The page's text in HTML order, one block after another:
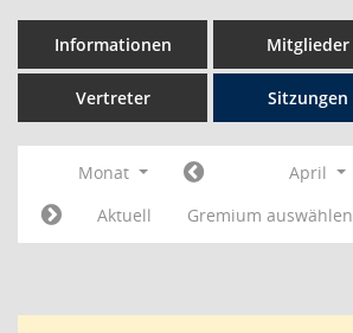
Informationen Mitglieder
Vertreter Sitzungen
Monat April
Aktuell
Gremium auswählen